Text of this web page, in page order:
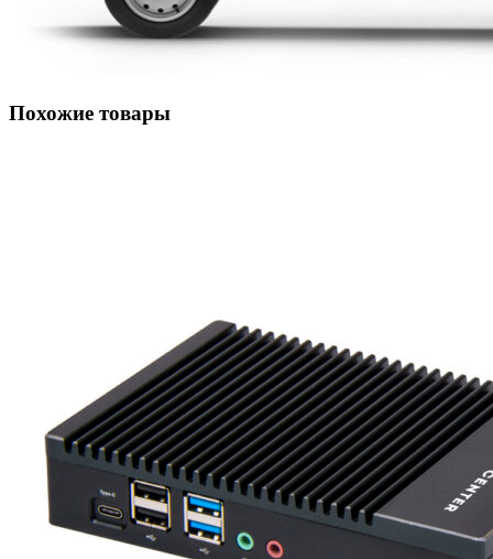
Похожие товары